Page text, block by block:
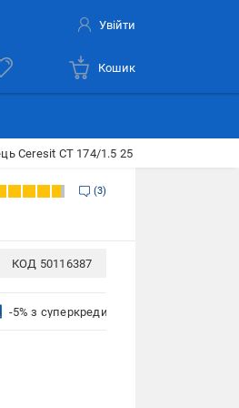
Увійти
Кошик
Ceresit CT 174/1.5 25 кг білий
3
КОД 50116387
-5% з суперкредиткою VISA Вигода